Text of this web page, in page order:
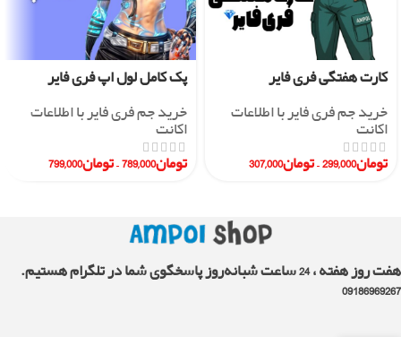
کارت هفتگی فری فایر
خرید جم فری فایر با اطلاعات
اکانت
تومان299,000
–تومان307,000
پک کامل لول اپ فری فایر
خرید جم فری فایر با اطلاعات
اکانت
تومان789,000
–تومان799,000
هفت روز هفته ، 24 ساعت شبانه‌روز پاسخگوی شما در تلگرام هستیم.
09186969267